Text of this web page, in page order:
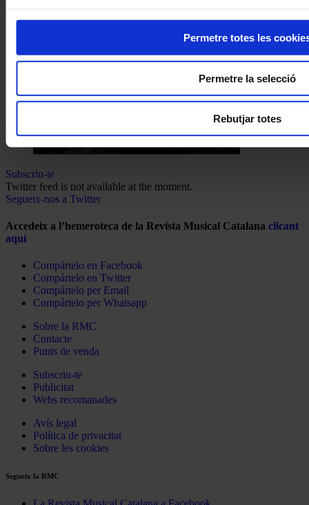
Permetre totes les
Permetre la selecció
Rebutjar totes
Subscriu-te
Twitter feed is not available at the moment.
Segueix-nos a Twitter
Accedeix a l’hemeroteca de la Revista Musical Catalana clicant
aquí
Compártelo en Facebook
Compártelo en Twitter
Compártelo per Email
Compártelo per Whatsapp
Sobre la RMC
Contacte
Punts de venda
Subscriu-te
Publicitat
Webs recomanades
Avís legal
Política de privacitat
Sobre les cookies
Segueix la RMC